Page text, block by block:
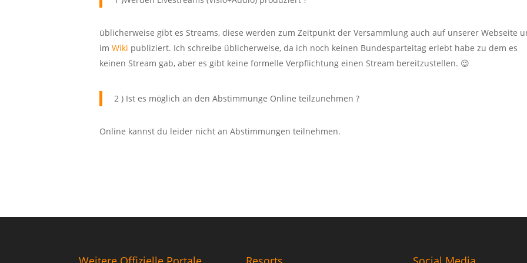
üblicherweise gibt es Streams, diese werden zum Zeitpunkt der Versammlung auch auf unserer Webseite
imWiki publiziert. Ich schreibe üblicherweise, da ich noch keinen Bundesparteitag erlebt habe zu dem es
keinen Stream gab, aber es gibt keine formelle Verpflichtung einen Stream bereitzustellen. 😉
2 ) Ist es möglich an den Abstimmunge Online teilzunehmen ?
Online kannst du leider nicht an Abstimmungen teilnehmen.